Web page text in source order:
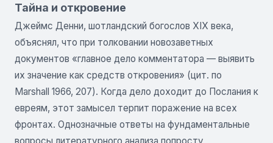
Тайна и откровение
Джеймс Денни, шотландский богослов XIX века,
объяснял, что при толковании новозаветных
документов «главное дело комментатора — выявить
их значение как средств откровения» (цит. по
Marshall 1966, 207). Когда дело доходит до Послания к
евреям, этот замысел терпит поражение на всех
фронтах. Однозначные ответы на фундаментальные